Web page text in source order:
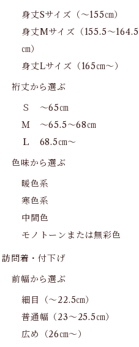
身丈Sサイズ（～155㎝）
身丈Mサイズ（155.5～164.5
㎝）
身丈Lサイズ（165㎝～）
裄丈から選ぶ
Ｓ ～65㎝
Ｍ ～65.5～68㎝
Ｌ 68.5㎝～
色味から選ぶ
暖色系
寒色系
中間色
モノトーンまたは無彩色
訪問着・付下げ
前幅から選ぶ
細目（～22.5㎝）
普通幅（23～25.5㎝）
広め（26㎝～）